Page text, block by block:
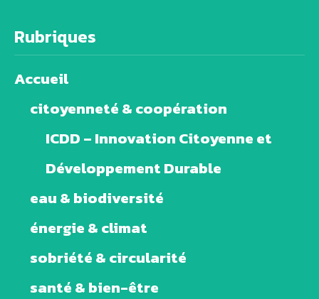
Rubriques
Accueil
citoyenneté & coopération
ICDD – Innovation Citoyenne et
Développement Durable
eau & biodiversité
énergie & climat
sobriété & circularité
santé & bien-être